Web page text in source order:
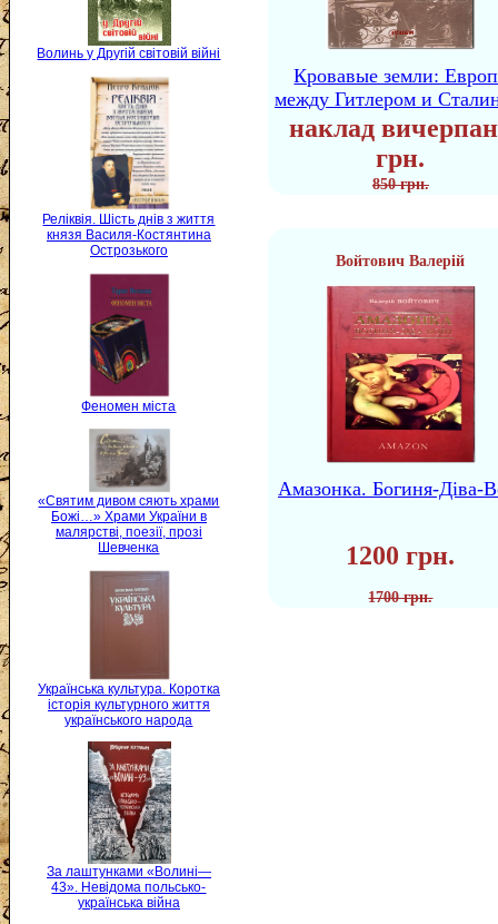
Волинь у Другій світовій війні
Реліквія. Шість днів з життя
князя Василя-Костянтина
Острозького
Феномен міста
«Святим дивом сяють храми
Божі…» Храми України в
малярстві, поезії, прозі
Шевченка
Українська культура. Коротка
історія культурного життя
українського народа
За лаштунками «Волині—
43». Невідома польсько-
українська війна
Кровавые земли:
между Гитлером и
наклад
грн.
850 грн.
Войтович Валерій
Амазонка. Богиня-Діва-
1200 грн.
1700 грн.